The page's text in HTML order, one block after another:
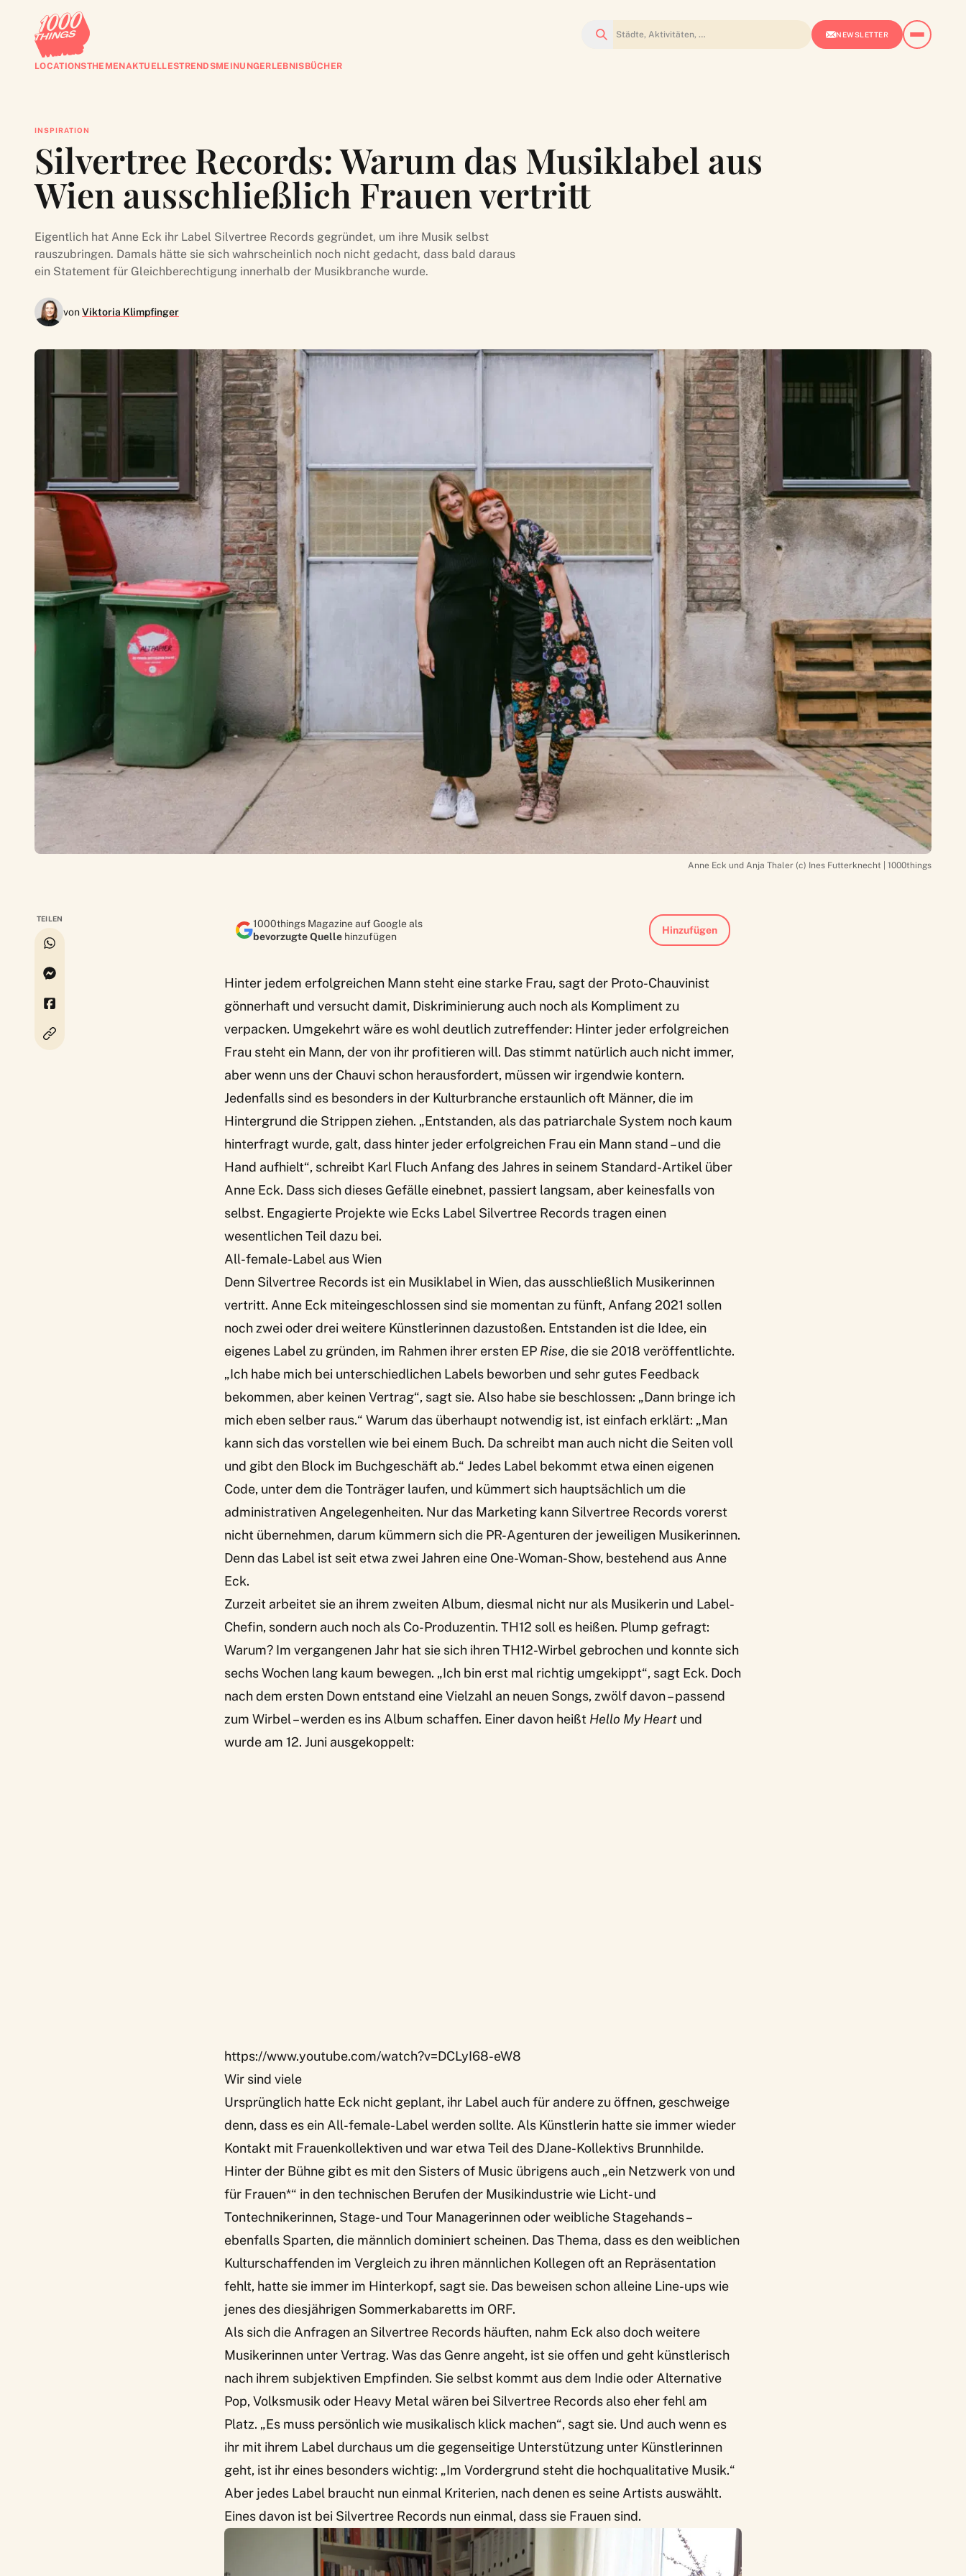
Suchen NEWSLETTER
LOCATIONSTHEMENAKTUELLESTRENDSMEINUNGERLEBNISBÜCHER
INSPIRATION
Silvertree Records: Warum das Musiklabel aus
Wien ausschließlich Frauen vertritt
Eigentlich hat Anne Eck ihr Label Silvertree Records gegründet, um ihre Musik selbst
rauszubringen. Damals hätte sie sich wahrscheinlich noch nicht gedacht, dass bald daraus
ein Statement für Gleichberechtigung innerhalb der Musikbranche wurde.
vonViktoria Klimpfinger
Anne Eck und Anja Thaler (c) Ines Futterknecht | 1000things
TEILEN
1000things Magazine auf Google als
bevorzugte Quelle hinzufügen
Hinzufügen
Hinter jedem erfolgreichen Mann steht eine starke Frau, sagt der Proto-Chauvinist
gönnerhaft und versucht damit, Diskriminierung auch noch als Kompliment zu
verpacken. Umgekehrt wäre es wohl deutlich zutreffender: Hinter jeder erfolgreichen
Frau steht ein Mann, der von ihr profitieren will. Das stimmt natürlich auch nicht immer,
aber wenn uns der Chauvi schon herausfordert, müssen wir irgendwie kontern.
Jedenfalls sind es besonders in der Kulturbranche erstaunlich oft Männer, die im
Hintergrund die Strippen ziehen. „Entstanden, als das patriarchale System noch kaum
hinterfragt wurde, galt, dass hinter jeder erfolgreichen Frau ein Mann stand – und die
Hand aufhielt“, schreibt Karl Fluch Anfang des Jahres in seinem Standard-Artikel über
Anne Eck. Dass sich dieses Gefälle einebnet, passiert langsam, aber keinesfalls von
selbst. Engagierte Projekte wie Ecks Label Silvertree Recordstragen einen
wesentlichen Teil dazu bei.
All-female-Label aus Wien
Denn Silvertree Records ist ein Musiklabel in Wien, das ausschließlich Musikerinnen
vertritt. Anne Eck miteingeschlossen sind sie momentan zu fünft, Anfang 2021 sollen
noch zwei oder drei weitere Künstlerinnen dazustoßen. Entstanden ist die Idee, ein
eigenes Label zu gründen, im Rahmen ihrer ersten EP Rise, die sie 2018 veröffentlichte.
„Ich habe mich bei unterschiedlichen Labels beworben und sehr gutes Feedback
bekommen, aber keinen Vertrag“, sagt sie. Also habe sie beschlossen: „Dann bringe ich
mich eben selber raus.“ Warum das überhaupt notwendig ist, ist einfach erklärt: „Man
kann sich das vorstellen wie bei einem Buch. Da schreibt man auch nicht die Seiten voll
und gibt den Block im Buchgeschäft ab.“ Jedes Label bekommt etwa einen eigenen
Code, unter dem die Tonträger laufen, und kümmert sich hauptsächlich um die
administrativen Angelegenheiten. Nur das Marketing kann Silvertree Records vorerst
nicht übernehmen, darum kümmern sich die PR-Agenturen der jeweiligen Musikerinnen.
Denn das Label ist seit etwa zwei Jahren eine One-Woman-Show, bestehend aus Anne
Eck.
Zurzeit arbeitet sie an ihrem zweiten Album, diesmal nicht nur als Musikerin und Label-
Chefin, sondern auch noch als Co-Produzentin. TH12 soll es heißen. Plump gefragt:
Warum? Im vergangenen Jahr hat sie sich ihren TH12-Wirbel gebrochen und konnte sich
sechs Wochen lang kaum bewegen. „Ich bin erst mal richtig umgekippt“, sagt Eck. Doch
nach dem ersten Down entstand eine Vielzahl an neuen Songs, zwölf davon – passend
zum Wirbel – werden es ins Album schaffen. Einer davon heißt Hello My Heart und
wurde am 12. Juni ausgekoppelt:
https://www.youtube.com/watch?v=DCLyI68-eW8
Wir sind viele
Ursprünglich hatte Eck nicht geplant, ihr Label auch für andere zu öffnen, geschweige
denn, dass es ein All-female-Label werden sollte. Als Künstlerin hatte sie immer wieder
Kontakt mit Frauenkollektiven und war etwa Teil des DJane-Kollektivs Brunnhilde.
Hinter der Bühne gibt es mit den Sisters of Music übrigens auch „ein Netzwerk von und
für Frauen*“ in den technischen Berufen der Musikindustrie wie Licht- und
Tontechnikerinnen, Stage- und Tour Managerinnen oder weibliche Stagehands –
ebenfalls Sparten, die männlich dominiert scheinen. Das Thema, dass es den weiblichen
Kulturschaffenden im Vergleich zu ihren männlichen Kollegen oft an Repräsentation
fehlt, hatte sie immer im Hinterkopf, sagt sie. Das beweisen schon alleine Line-ups wie
jenes des diesjährigen Sommerkabaretts im ORF.
Als sich die Anfragen an Silvertree Records häuften, nahm Eck also doch weitere
Musikerinnen unter Vertrag. Was das Genre angeht, ist sie offen und geht künstlerisch
nach ihrem subjektiven Empfinden. Sie selbst kommt aus dem Indie oder Alternative
Pop, Volksmusik oder Heavy Metal wären bei Silvertree Records also eher fehl am
Platz. „Es muss persönlich wie musikalisch klick machen“, sagt sie. Und auch wenn es
ihr mit ihrem Label durchaus um die gegenseitige Unterstützung unter Künstlerinnen
geht, ist ihr eines besonders wichtig: „Im Vordergrund steht die hochqualitative Musik.“
Aber jedes Label braucht nun einmal Kriterien, nach denen es seine Artists auswählt.
Eines davon ist bei Silvertree Records nun einmal, dass sie Frauen sind.